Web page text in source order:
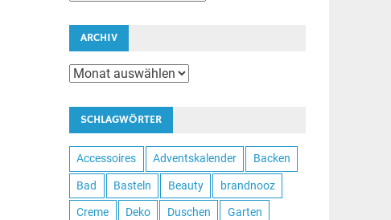
ARCHIV
Archiv
SCHLAGWÖRTER
Accessoires Adventskalender Backen
Bad Basteln Beauty brandnooz
Creme Deko Duschen Garten